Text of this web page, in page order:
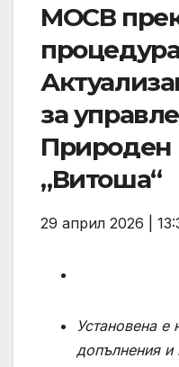
МОСВ
за
Природен
„Витоша“
29 април 2026 |
Установена е
допълнения и